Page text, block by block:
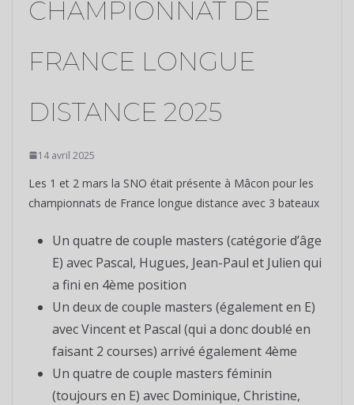
CHAMPIONNAT DE
FRANCE LONGUE
DISTANCE 2025
14 avril 2025
Les 1 et 2 mars la SNO était présente à Mâcon pour les
championnats de France longue distance avec 3 bateaux
Un quatre de couple masters (catégorie d’âge
E) avec Pascal, Hugues, Jean-Paul et Julien qui
a fini en 4ème position
Un deux de couple masters (également en E)
avec Vincent et Pascal (qui a donc doublé en
faisant 2 courses) arrivé également 4ème
Un quatre de couple masters féminin
(toujours en E) avec Dominique, Christine,